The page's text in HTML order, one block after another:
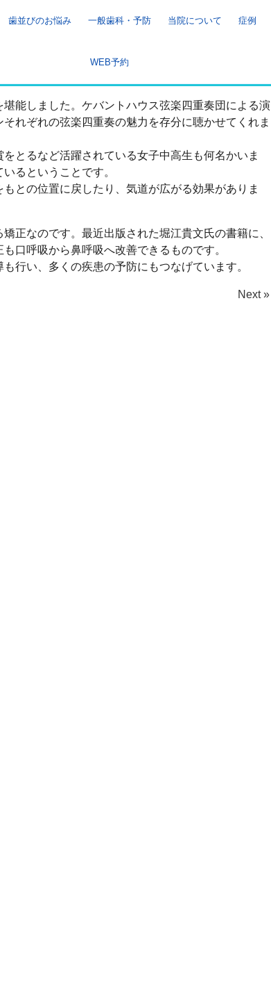
歯並びのお悩み 一般歯科・予防 当院について 症例
WEB予約
能しました。ケバントハウス弦楽四重奏団による演
れぞれの弦楽四重奏の魅力を存分に聴かせてくれま
とるなど活躍されている女子中高生も何名かいま
るということです。
との位置に戻したり、気道が広がる効果がありま
正なのです。最近出版された堀江貴文氏の書籍に、
口呼吸から鼻呼吸へ改善できるものです。
行い、多くの疾患の予防にもつなげています。
Next »